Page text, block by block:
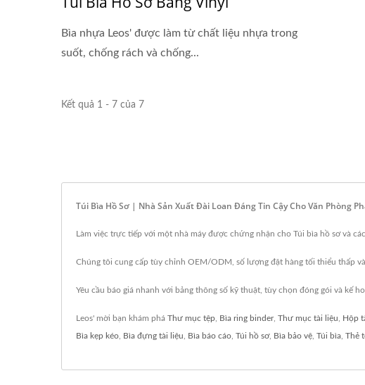
Bìa nhựa Leos' được làm từ chất liệu nhựa trong
suốt, chống rách và chống...
Kết quả 1 - 7 của 7
Túi Bìa Hồ Sơ | Nhà Sản Xuất Đài Loan Đáng Tin Cậy Cho Văn Phòng
Làm việc trực tiếp với một nhà máy được chứng nhận cho Túi bìa hồ sơ và
Chúng tôi cung cấp tùy chỉnh OEM/ODM, số lượng đặt hàng tối thiểu thấp
Yêu cầu báo giá nhanh với bảng thông số kỹ thuật, tùy chọn đóng gói và kế
Leos' mời bạn khám phá Thư mục tệp Bìa ring binder, Thư mục tài liệu Hộp
Bìa kẹp kéo Bìa đựng tài liệu Bìa báo cáo Túi hồ sơ, Bìa bảo vệ Túi bìa Thẻ